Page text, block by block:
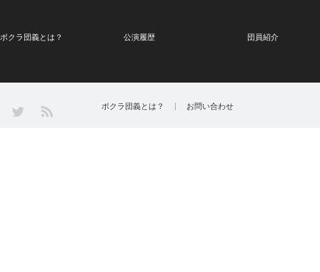
ボクラ団義とは？ 公演履歴 団員紹介
Twitter ボクラ団義とは？ お問い合わせ